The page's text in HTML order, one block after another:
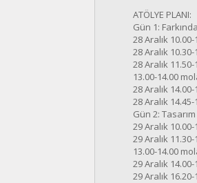
ATÖLYE PLANI:
Gün 1:
28 Aralık 10.00-
28 Aralık
28 Aralık
13.00-14.00
28 Aralık
28 Aralık
Gün 2:
29 Aralık
29 Aralık
13.00-14.00
29 Aralık
29 Aralık